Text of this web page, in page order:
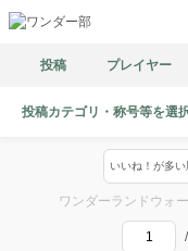
投稿 プレイヤー
投稿カテゴリ・称号等を選
ワンダーランドウォ